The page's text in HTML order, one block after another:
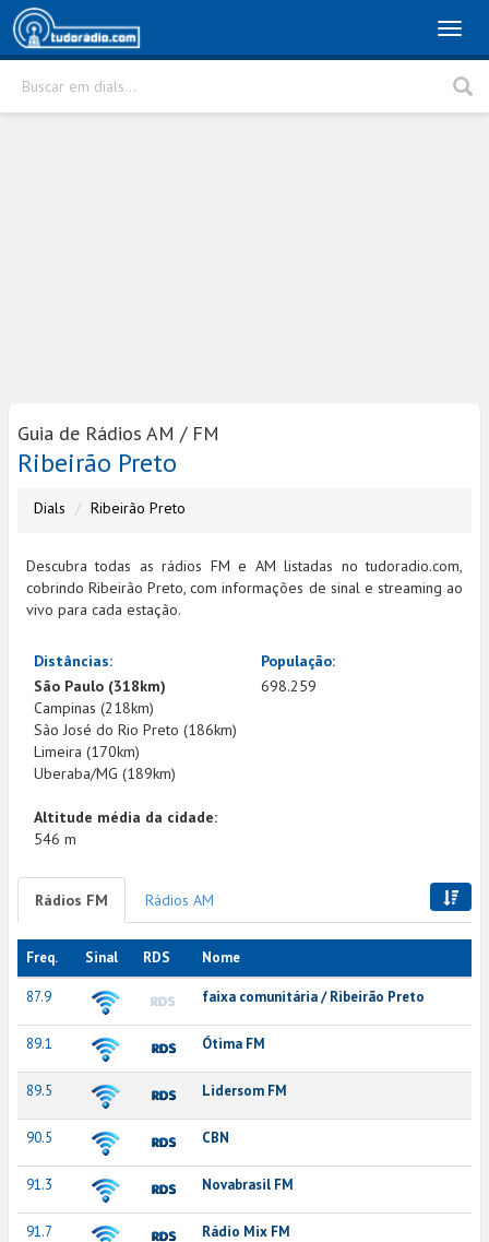
Buscar em dials...
Guia de Rádios AM / FM
Ribeirão Preto
Dials Ribeirão Preto
Descubra todas as rádios FM e AM listadas no tudoradio.com,
cobrindo Ribeirão Preto, com informações de sinal e streaming ao
vivo para cada estação.
Distâncias:
São Paulo (318km)
Campinas (218km)
São José do Rio Preto (186km)
Limeira (170km)
Uberaba/MG (189km)
Altitude média da cidade:
546 m
População:
698.259
Rádios FM Rádios AM
Freq. Sinal RDS Nome
87.9 faixa comunitária / Ribeirão Preto
89.1 Ótima FM
89.5 Lidersom FM
90.5 CBN
91.3 Novabrasil FM
91.7 Rádio Mix FM